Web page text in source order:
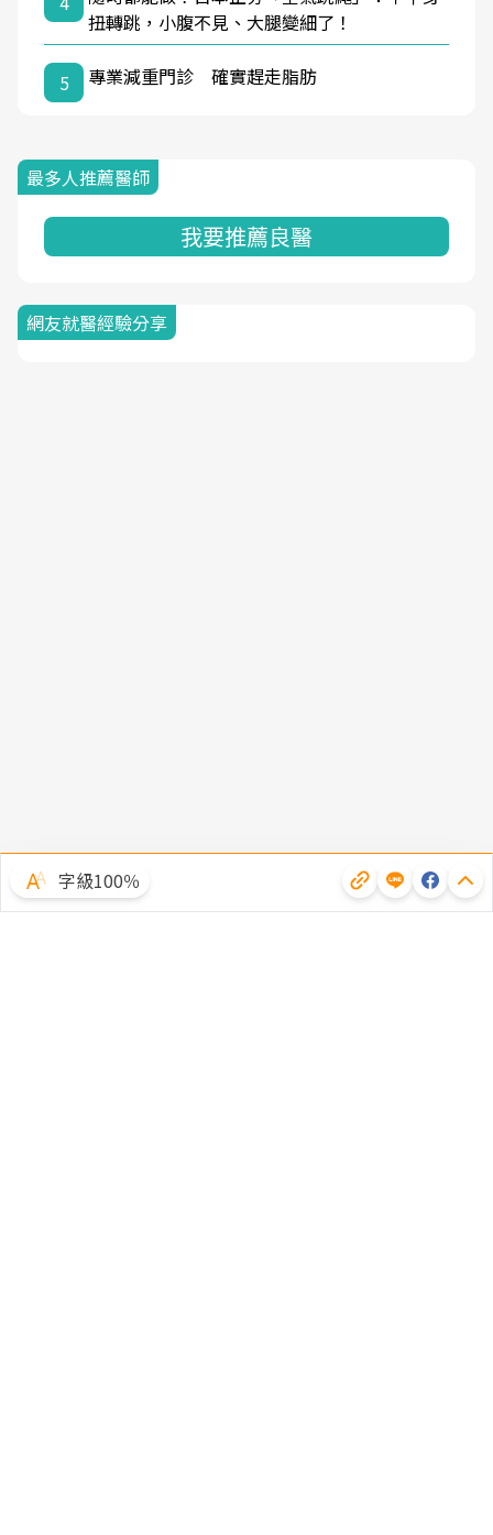
扭轉跳，小腹不見、大腿變細了！
5 專業減重門診 確實趕走脂肪
最多人推薦醫師
我要推薦良醫
網友就醫經驗分享
字級100％